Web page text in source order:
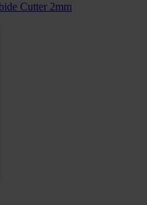
Cutter 2mm